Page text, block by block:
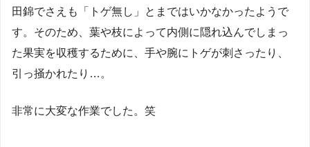
田錦でさえも「トゲ無し」とまではいかなかったようで
す。そのため、葉や枝によって内側に隠れ込んでしまっ
た果実を収穫するために、手や腕にトゲが刺さったり、
引っ掻かれたり…。
非常に大変な作業でした。笑